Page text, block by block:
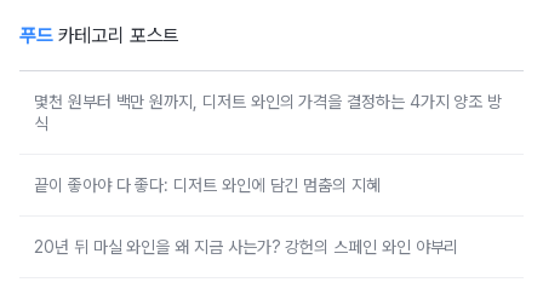
푸드카테고리 포스트
몇천 원부터 백만 원까지, 디저트 와인의 가격을 결정하는 4가지 양조 방
식
끝이 좋아야 다 좋다: 디저트 와인에 담긴 멈춤의 지혜
20년 뒤 마실 와인을 왜 지금 사는가? 강헌의 스페인 와인 야부리